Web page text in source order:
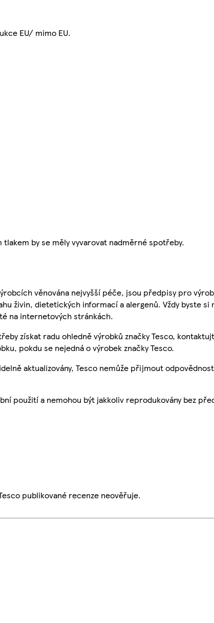
EU/ mimo EU.
by se měly vyvarovat nadměrné spotřeby.
věnována nejvyšší péče, jsou předpisy pro
živin, dietetických informací a alergenů. Vždy byste
na internetových stránkách.
získat radu ohledně výrobků značky Tesco,
pokdu se nejedná o výrobek značky Tesco.
aktualizovány, Tesco nemůže přijmout
použití a nemohou být jakkoliv reprodukovány bez
publikované recenze neověřuje.